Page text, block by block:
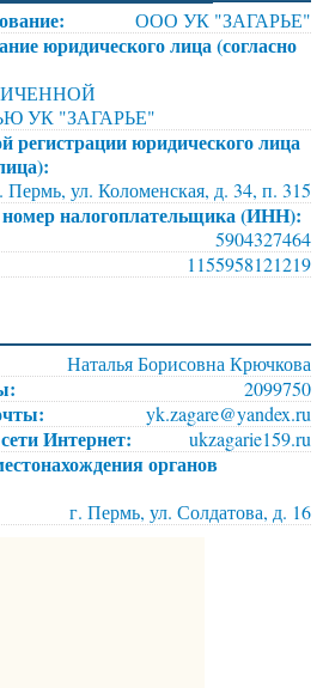
ООО УК "ЗАГАРЬЕ"
юридического лица (согласно
УК "ЗАГАРЬЕ"
регистрации юридического лица
Пермь, ул. Коломенская, д. 34, п. 315
налогоплательщика (ИНН):
5904327464
1155958121219
Наталья Борисовна Крючкова
2099750
yk.zagare@yandex.ru
Интернет: ukzagarie159.ru
органов
г. Пермь, ул. Солдатова, д. 16